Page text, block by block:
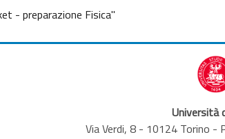
- preparazione Fisica"
Università
Via Verdi, 8 - 10124 Torino -